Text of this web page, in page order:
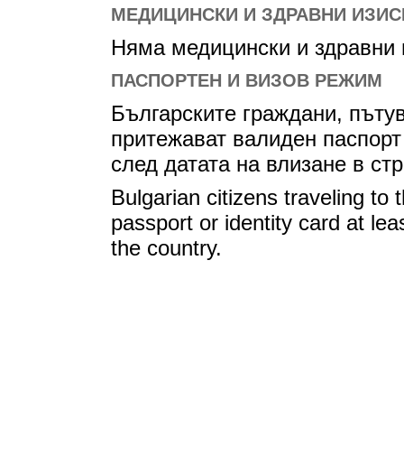
МЕДИЦИНСКИ И ЗДРАВНИ
Няма медицински и здравни
ПАСПОРТЕН И ВИЗОВ РЕЖИМ
Българските граждани,
притежават валиден
след датата на влизане в
Bulgarian citizens traveling to
passport or identity card at
the country.